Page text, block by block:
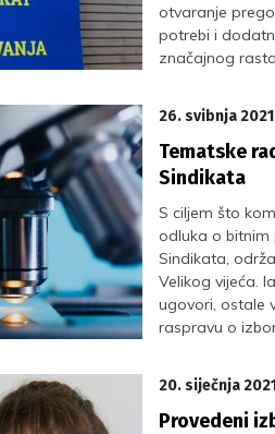
otvaranje
potrebi i
značajnog
26. svibnja
Tematske
Sindikata
S ciljem što
odluka o bitnim
Sindikata,
Velikog vijeća.
ugovori, ostale
raspravu o
znanosti i dr.
20. siječnja
Provedeni